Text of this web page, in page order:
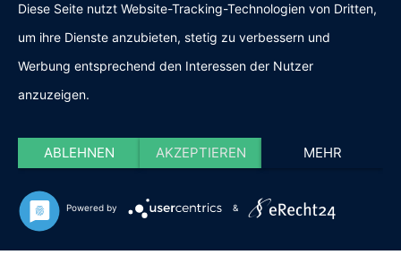
Diese Seite nutzt Website-Tracking-Technologien von Dritten,
um ihre Dienste anzubieten, stetig zu verbessern und
Werbung entsprechend den Interessen der Nutzer
anzuzeigen.
ABLEHNEN AKZEPTIEREN MEHR
Powered by &